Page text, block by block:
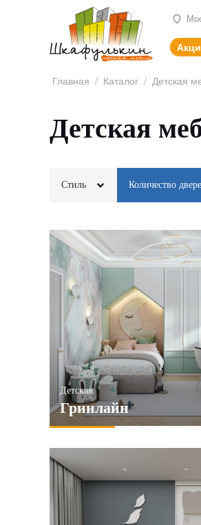
Главная / Каталог / Детская
Стиль
Классика
Неоклассика
Модерн
Современный
ПРИМЕНИТЬ
Количество
2х створчатые
3х створчатые
5и створчатые
6и створчатые
Детская
Детская
Гринлайн